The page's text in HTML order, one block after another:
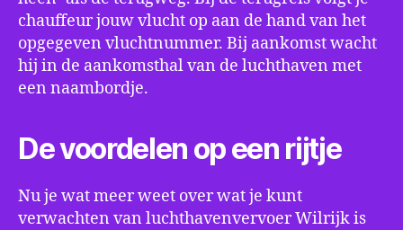
chauffeur jouw vlucht op aan de hand van het
opgegeven vluchtnummer. Bij aankomst wacht
hij in de aankomsthal van de luchthaven met
een naambordje.
De voordelen op een rijtje
Nu je wat meer weet over wat je kunt
verwachten van luchthavenvervoer Wilrijk is